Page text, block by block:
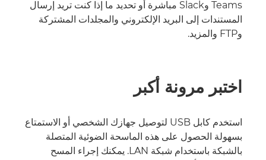
Teams وSlack مباشرة أو تحديد ما إذا كنت تريد إرسال
المستندات إلى البريد الإلكتروني والمجلدات المشتركة
وFTP والمزيد.
اختبر مرونة أكبر
استخدم كابل USB لتوصيل جهازك الشخصي أو الاستمتاع
بسهولة الحصول على هذه الماسحة الضوئية المتصلة
بالشبكة باستخدام شبكة LAN. يمكنك إجراء المسح